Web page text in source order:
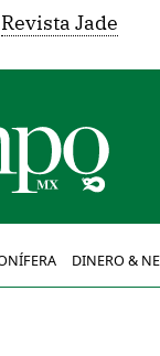
Revista Jade
DINERO &